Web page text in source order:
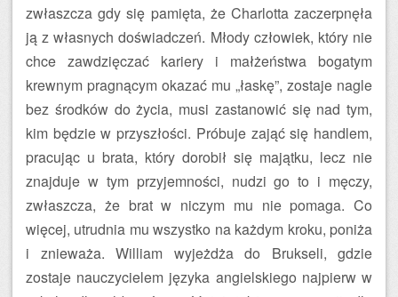
zwłaszcza gdy się pamięta, że Charlotta zaczerpnęła
ją z własnych doświadczeń. Młody człowiek, który nie
chce zawdzięczać kariery i małżeństwa bogatym
krewnym pragnącym okazać mu „łaskę”, zostaje nagle
bez środków do życia, musi zastanowić się nad tym,
kim będzie w przyszłości. Próbuje zająć się handlem,
pracując u brata, który dorobił się majątku, lecz nie
znajduje w tym przyjemności, nudzi go to i męczy,
zwłaszcza, że brat w niczym mu nie pomaga. Co
więcej, utrudnia mu wszystko na każdym kroku, poniża
i znieważa. William wyjeżdża do Brukseli, gdzie
zostaje nauczycielem języka angielskiego najpierw w